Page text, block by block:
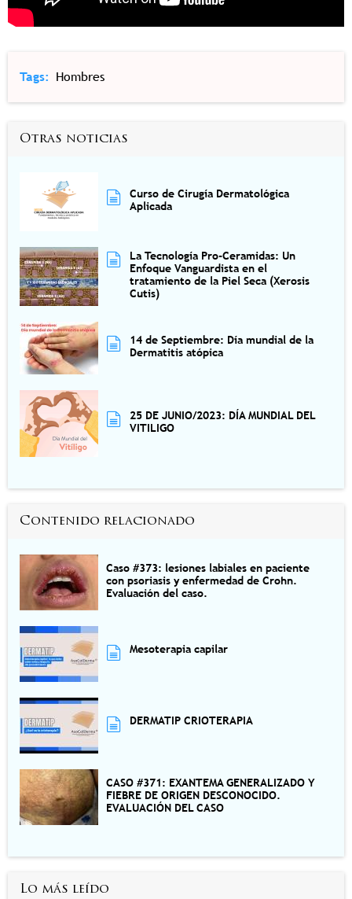
Tags Hombres
Otras noticias
Curso de Cirugía Dermatológica
Aplicada
La Tecnología Pro-Ceramidas: Un
Enfoque Vanguardista en el
tratamiento de la Piel Seca (Xerosis
Cutis)
14 de Septiembre: Día mundial de la
Dermatitis atópica
25 DE JUNIO/2023: DÍA MUNDIAL DEL
VITILIGO
Contenido relacionado
Caso #373: lesiones labiales en paciente
con psoriasis y enfermedad de Crohn.
Evaluación del caso.
Mesoterapia capilar
DERMATIP CRIOTERAPIA
CASO #371: EXANTEMA GENERALIZADO Y
FIEBRE DE ORIGEN DESCONOCIDO.
EVALUACIÓN DEL CASO
Lo más leído